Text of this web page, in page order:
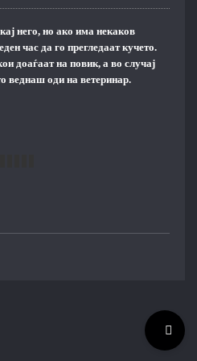
него, но ако има некаков
часда го прегледаат кучето.
доаѓаат на повик, а во случај
веднаш оди на ветеринар.